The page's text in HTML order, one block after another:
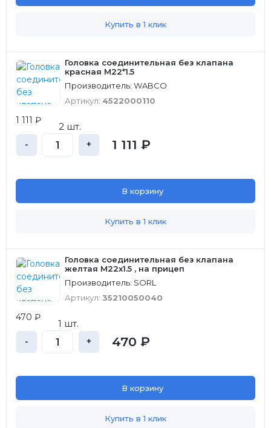
Купить в 1 клик
Головка соединительная без клапана
красная M22*1.5
Производитель: WABCO
Артикул: 4522000110
1 111 ₽
2 шт.
- + 1 111 ₽
В корзину
Купить в 1 клик
Головка соединительная без клапана
желтая M22x1.5 , на прицеп
Производитель: SORL
Артикул: 35210050040
470 ₽
1 шт.
- + 470 ₽
В корзину
Купить в 1 клик